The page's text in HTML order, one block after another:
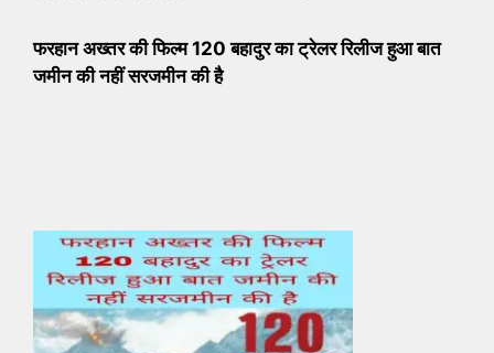
फरहान अख्तर की फिल्म 120 बहादुर का ट्रेलर रिलीज हुआ बात
जमीन की नहीं सरजमीन की है